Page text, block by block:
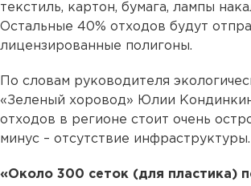
текстиль, картон, бумага, лампы
Остальные 40% отходов будут
лицензированные полигоны.
По словам руководителя
«Зеленый хоровод» Юлии
отходов в регионе стоит очень
минус – отсутствие инфраструктуры.
«Около 300 сеток (для пластика)